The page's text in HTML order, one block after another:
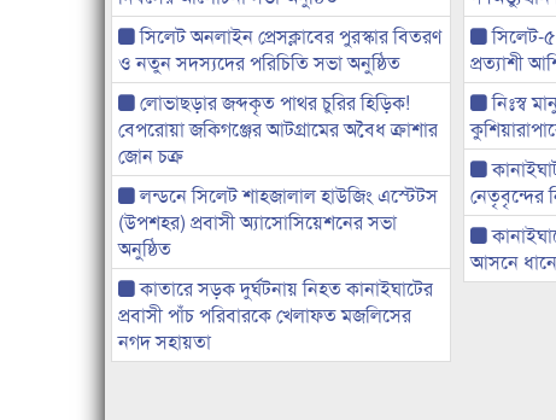
সিলেট অনলাইন প্রেসক্লাবের পুরস্কার বিতরণ
ও নতুন সদস্যদের পরিচিতি সভা অনুষ্ঠিত
লোভাছড়ার জব্দকৃত পাথর চুরির হিড়িক!
বেপরোয়া জকিগঞ্জের আটগ্রামের অবৈধ ক্রাশার
জোন চক্র
লন্ডনে সিলেট শাহজালাল হাউজিং এস্টেটস
(উপশহর) প্রবাসী অ্যাসোসিয়েশনের সভা
অনুষ্ঠিত
কাতারে সড়ক দুর্ঘটনায় নিহত কানাইঘাটের
প্রবাসী পাঁচ পরিবারকে খেলাফত মজলিসের
নগদ সহায়তা
সিলেট-
প্রত্যাশী
নিঃস্ব
নেতৃবৃন্দের
আসনে